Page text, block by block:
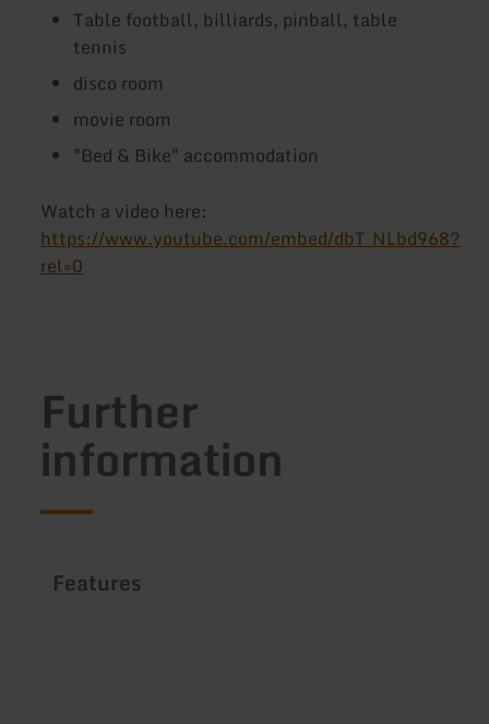
Table football, billiards, pinball, table
tennis
disco room
movie room
"Bed & Bike" accommodation
Watch a video here:
https://www.youtube.com/embed/dbT_NLbd968?
rel=0
Further
information
Features